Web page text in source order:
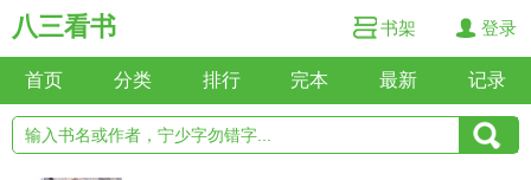
八三看书 书架 登录
首页 分类 排行 完本 最新 记录